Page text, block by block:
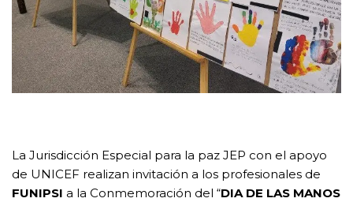
La Jurisdicción Especial para la paz JEP con el apoyo
de UNICEF realizan invitación a los profesionales de
FUNIPSI a la Conmemoración del “DIA DE LAS MANOS